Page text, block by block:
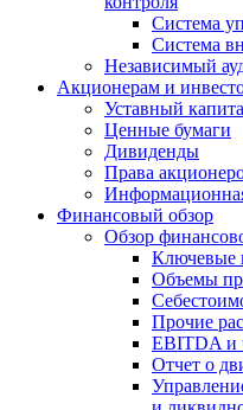
Система
Система
Независимый
Акционерам и
Уставный
Ценные бумаги
Дивиденды
Права
Финансовый обзор
Обзор
Ключевые
Объемы
Прочие
EBITDA и
Отчет о